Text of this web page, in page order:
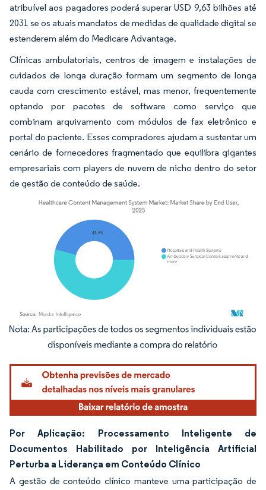
atribuível aos pagadores poderá superar USD 9,63 bilhões até
2031 se os atuais mandatos de medidas de qualidade digital se
estenderem além do Medicare Advantage.
Clínicas ambulatoriais, centros de imagem e instalações de
cuidados de longa duração formam um segmento de longa
cauda com crescimento estável, mas menor, frequentemente
optando por pacotes de software como serviço que
combinam arquivamento com módulos de fax eletrônico e
portal do paciente. Esses compradores ajudam a sustentar um
cenário de fornecedores fragmentado que equilibra gigantes
empresariais com players de nuvem de nicho dentro do setor
de gestão de conteúdo de saúde.
Imagem © Mordor Intelligence. O reuso requer atribuição conforme CC BY 4.0.
Por Aplicação: Processamento Inteligente de
Documentos Habilitado por Inteligência Artificial
Perturba a Liderança em Conteúdo Clínico
A gestão de conteúdo clínico manteve uma participação de